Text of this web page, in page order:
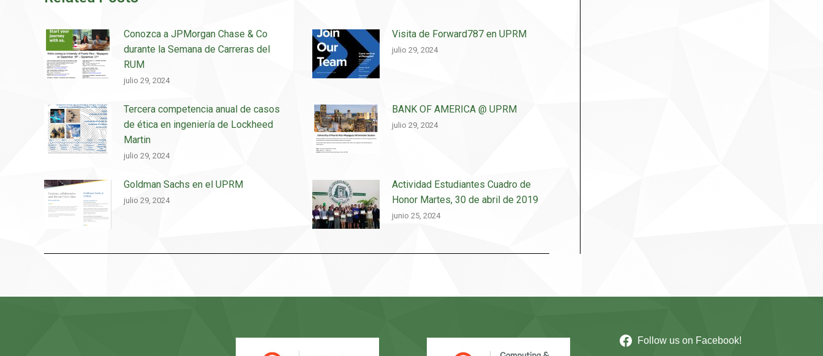
Conozca a JPMorgan Chase & Co
durante la Semana de Carreras del
RUM
julio 29, 2024
Visita de Forward787 en UPRM
julio 29, 2024
Tercera competencia anual de casos
de ética en ingeniería de Lockheed
Martin
julio 29, 2024
BANK OF AMERICA @ UPRM
julio 29, 2024
Goldman Sachs en el UPRM
julio 29, 2024
Actividad Estudiantes Cuadro de
Honor Martes, 30 de abril de 2019
junio 25, 2024
Follow us on Facebook!